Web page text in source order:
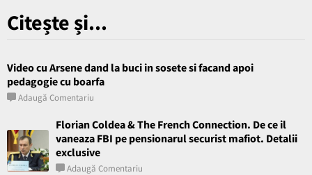
Citește și...
Video cu Arsene dand la buci in sosete si facand apoi
pedagogie cu boarfa
Adaugă Comentariu
Florian Coldea & The French Connection. De ce il
vaneaza FBI pe pensionarul securist mafiot. Detalii
exclusive
Adaugă Comentariu